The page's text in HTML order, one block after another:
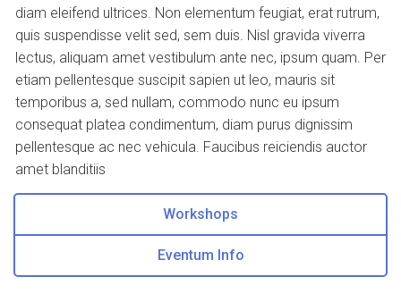
diam eleifend ultrices. Non elementum feugiat, erat rutrum,
quis suspendisse velit sed, sem duis. Nisl gravida viverra
lectus, aliquam amet vestibulum ante nec, ipsum quam. Per
etiam pellentesque suscipit sapien ut leo, mauris sit
temporibus a, sed nullam, commodo nunc eu ipsum
consequat platea condimentum, diam purus dignissim
pellentesque ac nec vehicula. Faucibus reiciendis auctor
amet blanditiis
Workshops
Eventum Info